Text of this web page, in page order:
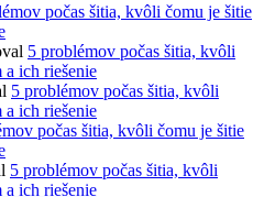
počas šitia, kvôli čomu je šitie
5 problémov počas šitia, kvôli
a ich riešenie
5 problémov počas šitia, kvôli
a ich riešenie
počas šitia, kvôli čomu je šitie
5 problémov počas šitia, kvôli
a ich riešenie